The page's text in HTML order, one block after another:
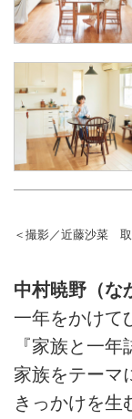
＜撮影／近藤沙菜
中村暁野（な
一年をかけて
『家族と一
家族をテーマ
きっかけを生